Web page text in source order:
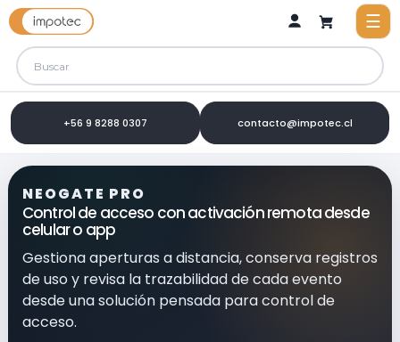
+56 9 8288 0307 contacto@impotec.cl
NEOGATE PRO
Control de acceso con activación remota desde
celular o app
Gestiona aperturas a distancia, conserva registros
de uso y revisa la trazabilidad de cada evento
desde una solución pensada para control de
acceso.